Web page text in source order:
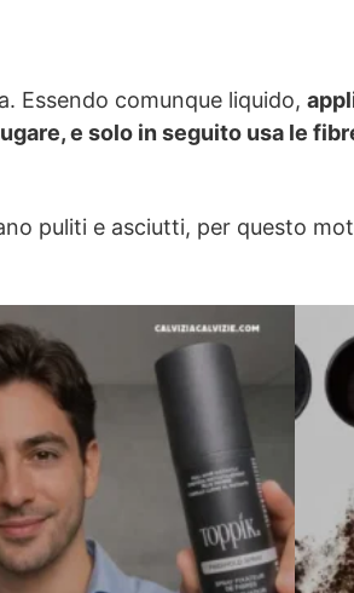
Essendo comunque liquido,
e solo in seguito usa le
puliti e asciutti, per questo